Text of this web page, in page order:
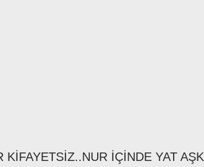
İÇİNDE YAT AŞK